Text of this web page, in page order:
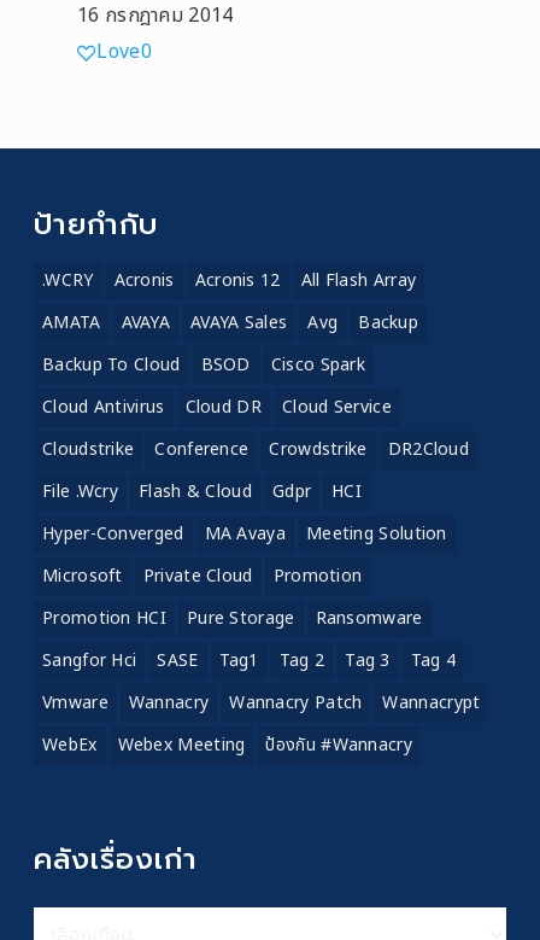
16 กรกฎาคม 2014
Love0
ป้ายกำกับ
.WCRY Acronis Acronis 12
All Flash Array
AMATA
AVAYA AVAYA Sales Avg
Backup
Backup To Cloud
BSOD
Cisco Spark
Cloud Antivirus
Cloud DR
Cloud Service
Cloudstrike
Conference Crowdstrike
DR2Cloud
File .wcry
Flash & Cloud Gdpr
HCI
Hyper-Converged
MA Avaya
Meeting Solution
Microsoft
Private Cloud
Promotion
Promotion HCI
Pure Storage
Ransomware
Sangfor Hci
SASE Tag1 Tag 2 Tag 3
Tag 4
Vmware
Wannacry Wannacry Patch
Wannacrypt
WebEx
Webex Meeting ป้องกัน #wannacry
คลังเรื่องเก่า